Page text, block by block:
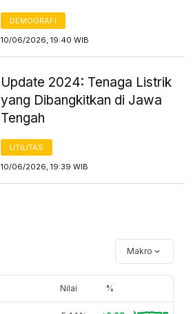
DEMOGRAFI
10/06/2026, 19:40 WIB
Update 2024: Tenaga Listrik
yang Dibangkitkan di Jawa
Tengah
UTILITAS
10/06/2026, 19:39 WIB
Makro
Nilai %